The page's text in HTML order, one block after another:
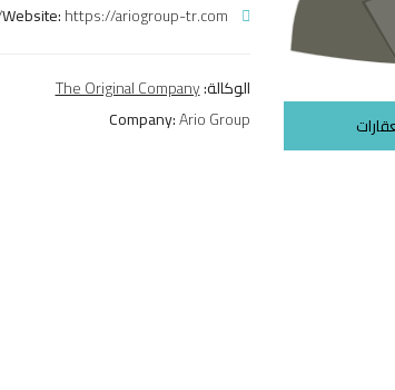
Website:https://ariogroup-tr.com/
الوكالة:The Original Company
Company:Ario Group